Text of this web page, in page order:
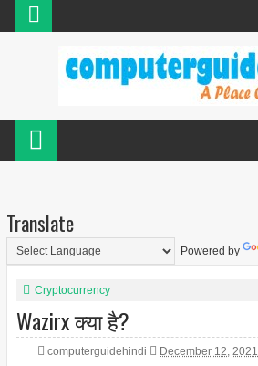
Translate
Powered by
Cryptocurrency
Wazirx क्या है?
computerguidehindi December 12, 2021